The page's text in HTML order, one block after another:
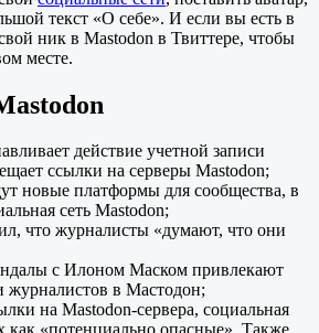
текст «О себе». И если вы есть в
ник в Mastodon в Твиттере, чтобы
месте.
действие учетной записи
ссылки на серверы Mastodon;
новые платформы для сообщества, в
сеть Mastodon;
что журналисты «думают, что они
с Илоном Маском привлекают
журналистов в Мастодон;
на Mastodon-сервера, социальная